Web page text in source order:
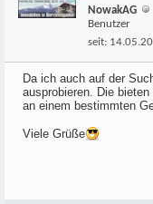
NowakAG
Benutzer
seit:
Da ich auch auf der
ausprobieren. Die
an einem bestimmten
Viele Grüße